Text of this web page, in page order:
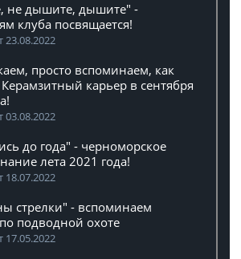
не дышите, дышите" -
клуба посвящается!
23.08.2022
просто вспоминаем, как
карьер в сентября
03.08.2022
до года" - черноморское
лета 2021 года!
18.07.2022
стрелки" - вспоминаем
подводной охоте
17.05.2022